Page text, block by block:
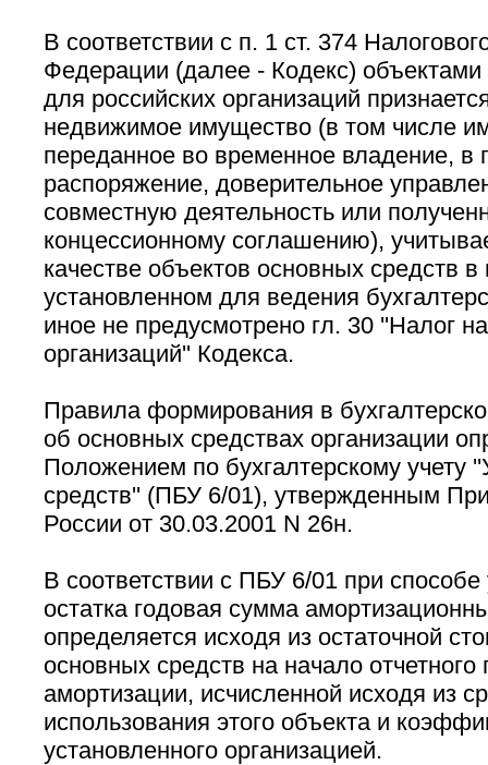
В соответствии с п. 1 ст. 374
Федерации (далее - Кодекс)
для российских организаций
недвижимое имущество (в том числе
переданное во временное владение, в
распоряжение, доверительное
совместную деятельность или
концессионному соглашению),
качестве объектов основных средств в
установленном для ведения
иное не предусмотрено гл. 30 ''Налог
организаций'' Кодекса.
Правила формирования в
об основных средствах организации
Положением по бухгалтерскому учету
средств'' (ПБУ 6/01), утвержденным
России от 30.03.2001 N 26н.
В соответствии с ПБУ 6/01 при
остатка годовая сумма
определяется исходя из остаточной
основных средств на начало
амортизации, исчисленной исходя из
использования этого объекта и
установленного организацией.